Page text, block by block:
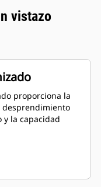
vistazo
proporciona la
desprendimiento
y la capacidad